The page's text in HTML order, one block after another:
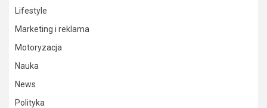
Lifestyle
Marketing i reklama
Motoryzacja
Nauka
News
Polityka